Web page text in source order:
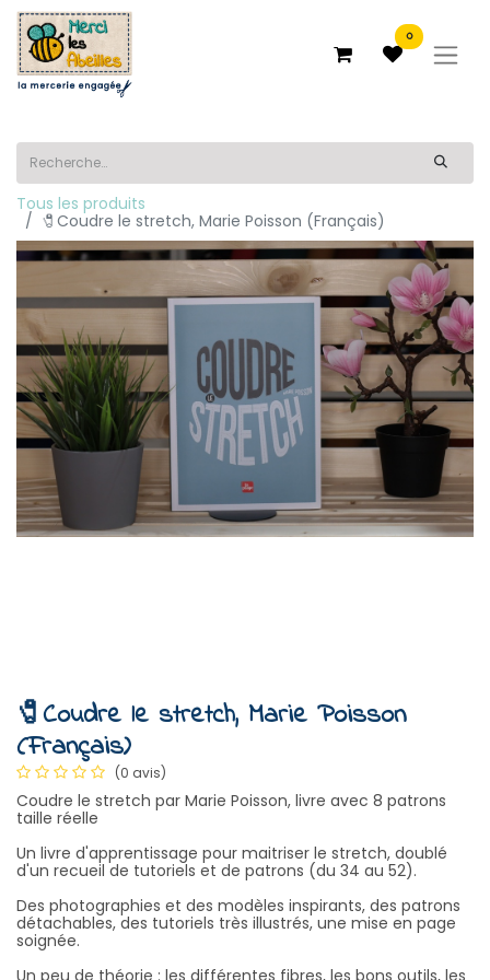
0
Tous les produits
🧷Coudre le stretch, Marie Poisson (Français)
🧷Coudre le stretch, Marie Poisson
(Français)
(0 avis)
Coudre le stretch par Marie Poisson, livre avec 8 patrons
taille réelle
Un livre d'apprentissage pour maitriser le stretch, doublé
d'un recueil de tutoriels et de patrons (du 34 au 52).
Des photographies et des modèles inspirants, des patrons
détachables, des tutoriels très illustrés, une mise en page
soignée.
Un peu de théorie : les différentes fibres, les bons outils, les